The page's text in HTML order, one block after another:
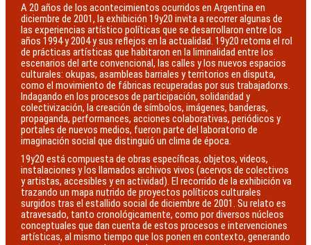
A 20 años de los acontecimientos ocurridos en Argentina en
diciembre de 2001, la exhibición 19y20 invita a recorrer algunas de
las experiencias artístico políticas que se desarrollaron entre los
años 1994 y 2004 y sus reflejos en la actualidad. 19y20 retoma el rol
de prácticas artísticas que habitaron en la liminalidad entre los
escenarios del arte convencional, las calles y los nuevos espacios
culturales: okupas, asambleas barriales y territorios en disputa,
como el movimiento de fábricas recuperadas por sus trabajadorxs.
Indagando en los procesos de participación, solidaridad y
colectivización, la creación de símbolos, imágenes, banderas,
propaganda, performances, acciones colaborativas, periódicos y
portales de nuevos medios, fueron parte del laboratorio de
imaginación social que distinguió un clima de época.
19y20 está compuesta de obras específicas, objetos, videos,
instalaciones y los llamados archivos vivos (acervos de colectivos
y artistas, accesibles y en actividad). El recorrido de la exhibición va
trazando un mapa nutrido de proyectos políticos culturales
surgidos tras el estallido social de diciembre de 2001. Su relato es
atravesado, tanto cronológicamente, como por diversos núcleos
conceptuales que dan cuenta de estos procesos e intervenciones
artísticas, al mismo tiempo que los ponen en contexto, generando